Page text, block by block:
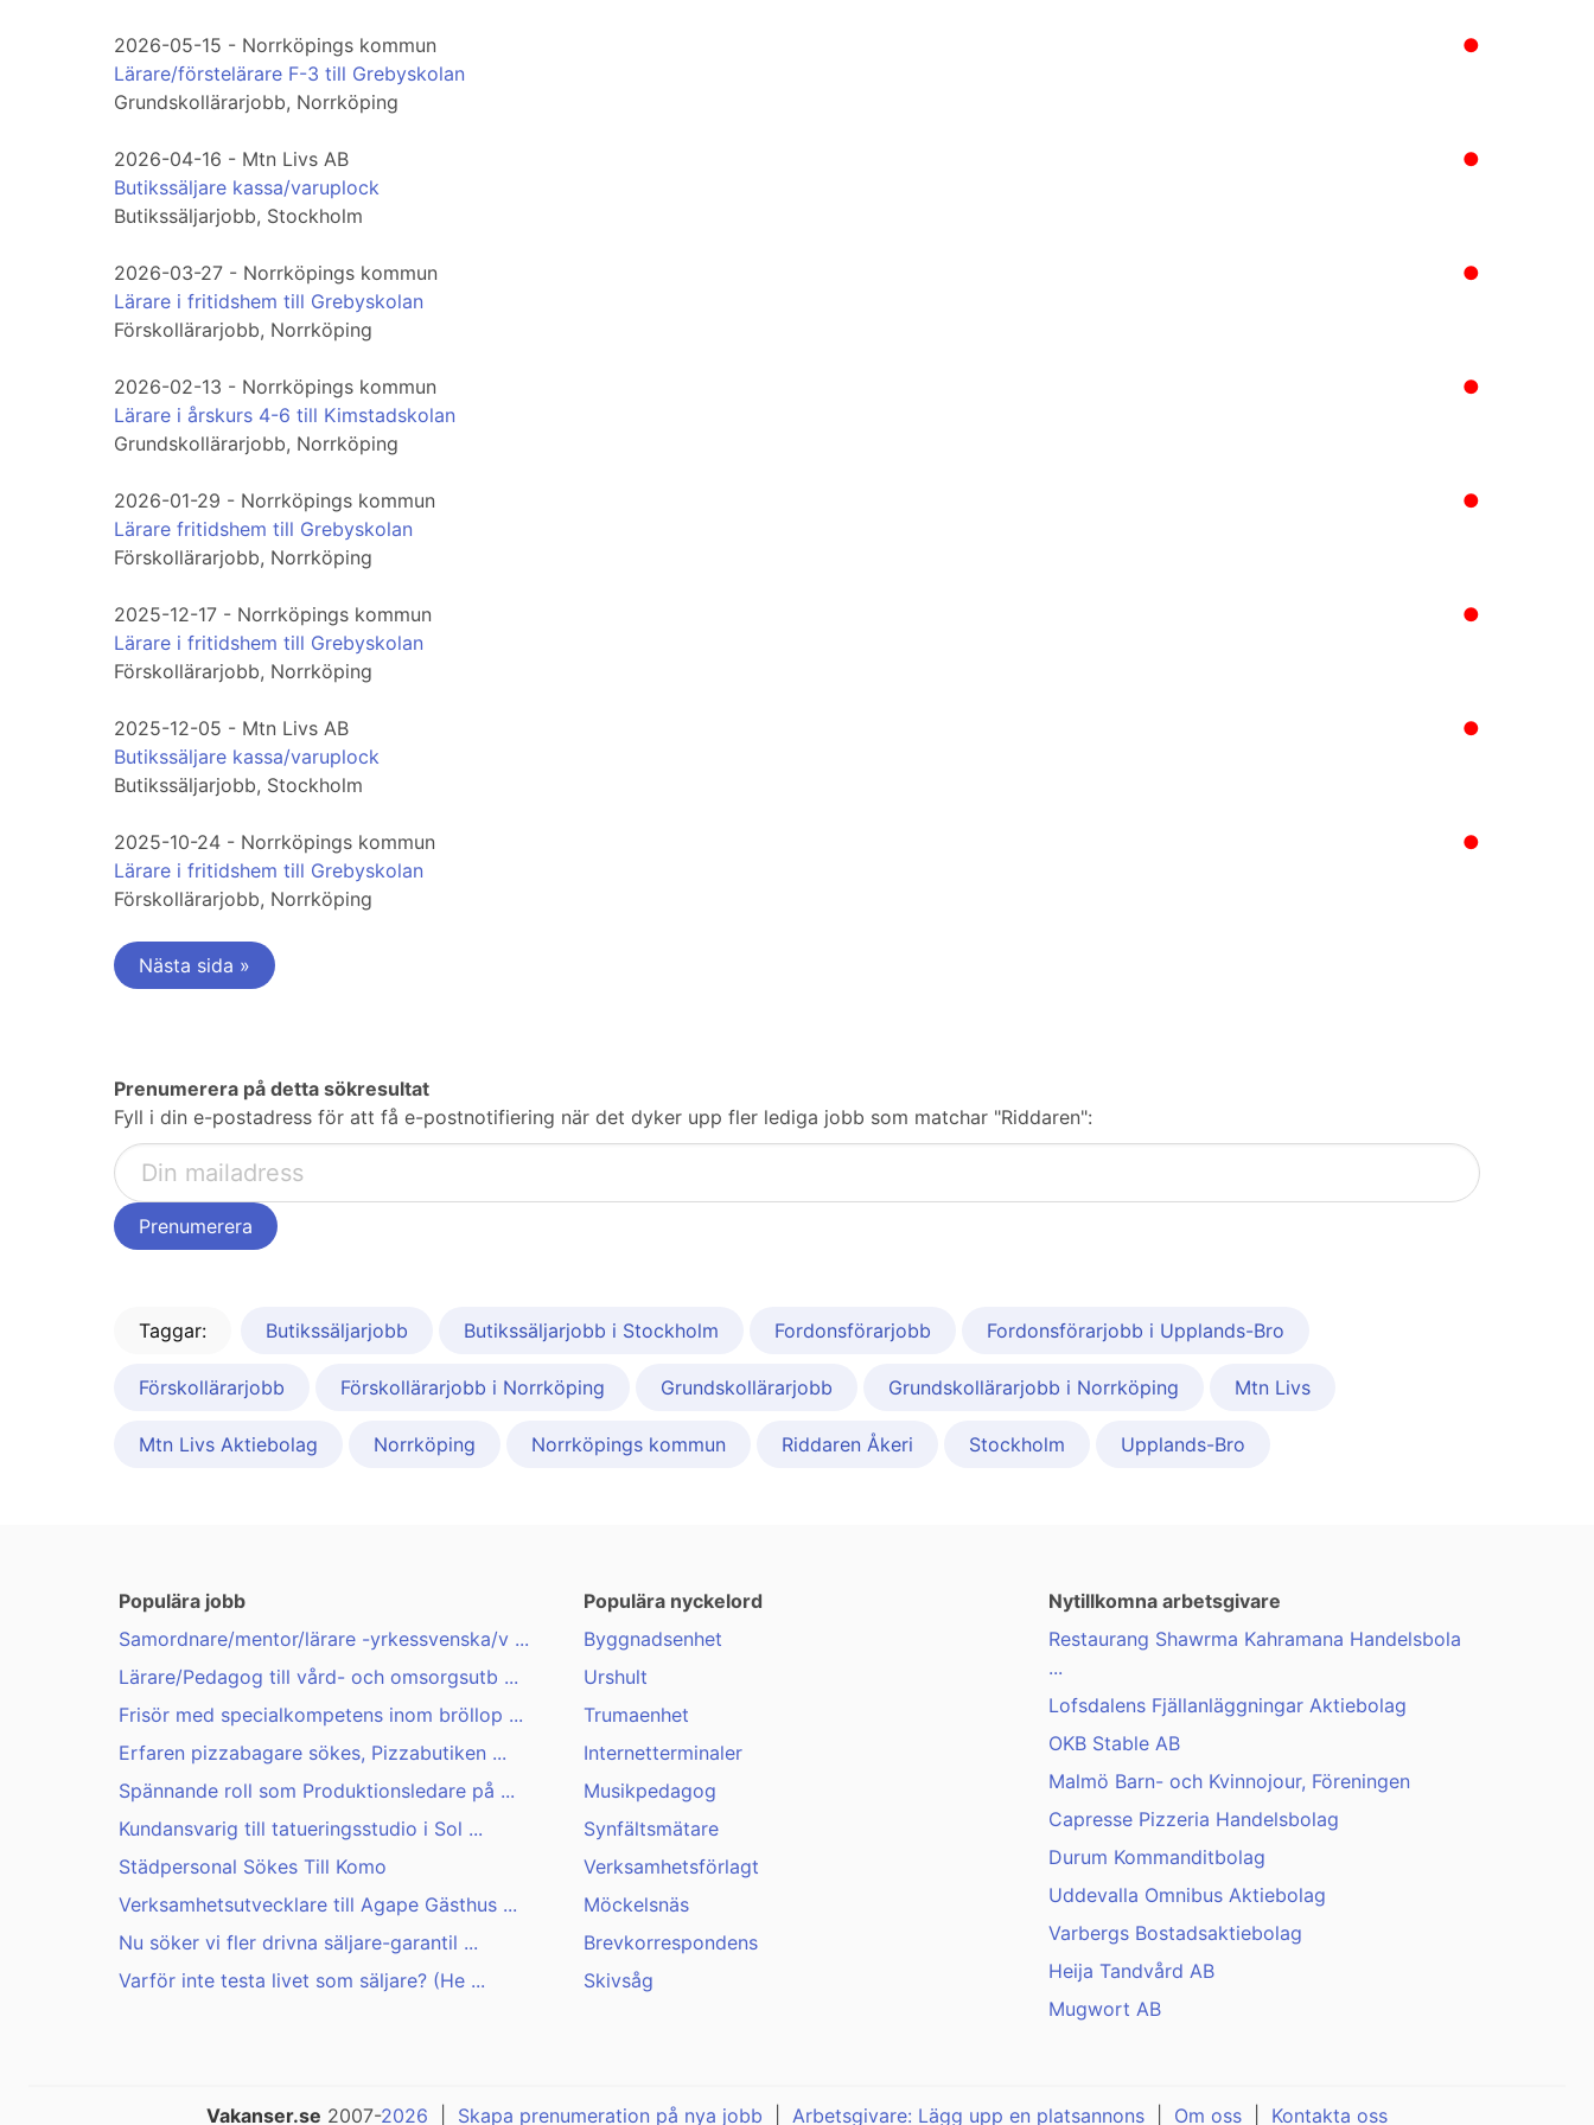
●
2026-05-15 - Norrköpings kommun
Lärare/förstelärare F-3 till Grebyskolan
Grundskollärarjobb, Norrköping
●
2026-04-16 - Mtn Livs AB
Butikssäljare kassa/varuplock
Butikssäljarjobb, Stockholm
●
2026-03-27 - Norrköpings kommun
Lärare i fritidshem till Grebyskolan
Förskollärarjobb, Norrköping
●
2026-02-13 - Norrköpings kommun
Lärare i årskurs 4-6 till Kimstadskolan
Grundskollärarjobb, Norrköping
●
2026-01-29 - Norrköpings kommun
Lärare fritidshem till Grebyskolan
Förskollärarjobb, Norrköping
●
2025-12-17 - Norrköpings kommun
Lärare i fritidshem till Grebyskolan
Förskollärarjobb, Norrköping
●
2025-12-05 - Mtn Livs AB
Butikssäljare kassa/varuplock
Butikssäljarjobb, Stockholm
●
2025-10-24 - Norrköpings kommun
Lärare i fritidshem till Grebyskolan
Förskollärarjobb, Norrköping
Nästa sida »
Prenumerera på detta sökresultat
Fyll i din e-postadress för att få e-postnotifiering när det dyker upp fler lediga jobb som matchar "Riddaren":
Taggar: Butikssäljarjobb Butikssäljarjobb i Stockholm Fordonsförarjobb Fordonsförarjobb i Upplands-Bro
Förskollärarjobb Förskollärarjobb i Norrköping Grundskollärarjobb Grundskollärarjobb i Norrköping Mtn Livs
Mtn Livs Aktiebolag Norrköping Norrköpings kommun Riddaren Åkeri Stockholm Upplands-Bro
Populära jobb
Samordnare/mentor/lärare -yrkessvenska/v ...
Lärare/Pedagog till vård- och omsorgsutb ...
Frisör med specialkompetens inom bröllop ...
Erfaren pizzabagare sökes, Pizzabutiken ...
Spännande roll som Produktionsledare på ...
Kundansvarig till tatueringsstudio i Sol ...
Städpersonal Sökes Till Komo
Verksamhetsutvecklare till Agape Gästhus ...
Nu söker vi fler drivna säljare-garantil ...
Varför inte testa livet som säljare? (He ...
Populära nyckelord
Byggnadsenhet
Urshult
Trumaenhet
Internetterminaler
Musikpedagog
Synfältsmätare
Verksamhetsförlagt
Möckelsnäs
Brevkorrespondens
Skivsåg
Nytillkomna arbetsgivare
Restaurang Shawrma Kahramana Handelsbola
...
Lofsdalens Fjällanläggningar Aktiebolag
OKB Stable AB
Malmö Barn- och Kvinnojour, Föreningen
Capresse Pizzeria Handelsbolag
Durum Kommanditbolag
Uddevalla Omnibus Aktiebolag
Varbergs Bostadsaktiebolag
Heija Tandvård AB
Mugwort AB
Vakanser.se 2007-2026 Skapa prenumeration på nya jobb Arbetsgivare: Lägg upp en platsannons Om oss Kontakta oss